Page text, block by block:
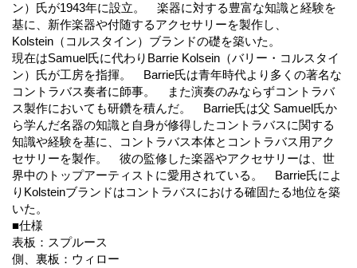
ン）氏が1943年に設立。 楽器に対する豊富な知識と経験を
基に、新作楽器や付随するアクセサリーを製作し、
Kolstein（コルスタイン）ブランドの礎を築いた。
現在はSamuel氏に代わりBarrie Kolsein（バリー・コルスタイ
ン）氏が工房を指揮。 Barrie氏は青年時代より多くの著名な
コントラバス奏者に師事。 また演奏のみならずコントラバ
ス製作においても研鑽を積んだ。 Barrie氏は父 Samuel氏か
ら学んだ名器の知識と自身が修得したコントラバスに関する
知識や経験を基に、コントラバス本体とコントラバス用アク
セサリーを製作。 彼の監修した楽器やアクセサリーは、世
界中のトップアーティストに愛用されている。 Barrie氏によ
りKolsteinブランドはコントラバスにおける確固たる地位を築
いた。
■仕様
表板：スプルース
側、裏板：ウィロー